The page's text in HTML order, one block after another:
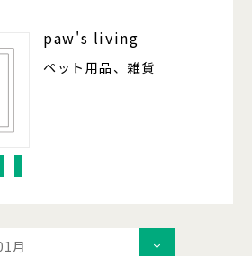
paw's living
ペット用品、雑貨
月